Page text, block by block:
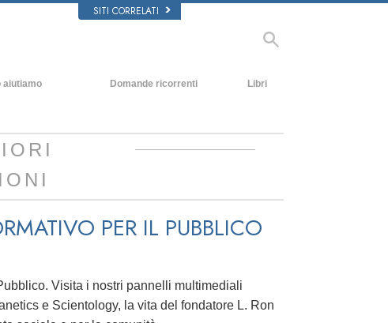
SITI CORRELATI
aiutiamo Domande ricorrenti Libri
PER IL PUBBLICO
Visita i nostri pannelli multimediali
e Scientology, la vita del fondatore L. Ron